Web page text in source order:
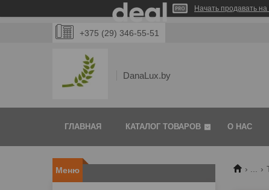
Начать продавать
+375 (29) 346-55-51
DanaLux.by
ГЛАВНАЯ КАТАЛОГ ТОВАРОВ О НАС
...